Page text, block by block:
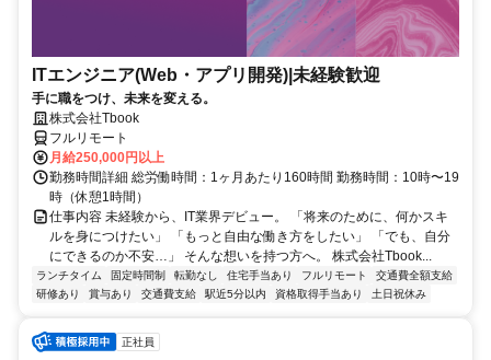
ITエンジニア(Web・アプリ開発)|未経験歓迎
手に職をつけ、未来を変える。
株式会社Tbook
フルリモート
月給250,000円以上
勤務時間詳細 総労働時間：1ヶ月あたり160時間 勤務時間：10時〜19
時（休憩1時間）
仕事内容 未経験から、IT業界デビュー。 「将来のために、何かスキ
ルを身につけたい」 「もっと自由な働き方をしたい」 「でも、自分
にできるのか不安…」 そんな想いを持つ方へ。 株式会社Tbook...
ランチタイム 固定時間制 転勤なし 住宅手当あり フルリモート
交通費全額支給
研修あり
賞与あり 交通費支給 駅近5分以内 資格取得手当あり 土日祝休み
正社員